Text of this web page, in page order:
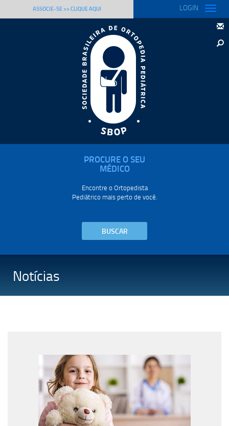
ASSOCIE-SE >> CLIQUE AQUI LOGIN
Toggle
PROCURE O SEU
MÉDICO
Encontre o Ortopedista
Pediátrico mais perto de você.
BUSCAR
Notícias